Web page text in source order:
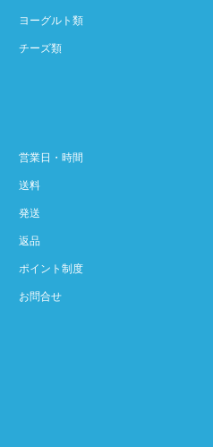
ヨーグルト類
チーズ類
営業日・時間
送料
発送
返品
ポイント制度
お問合せ